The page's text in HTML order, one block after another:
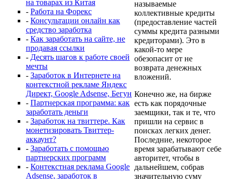
на товарах из Китая
- Работа на Форекс
- Консультации онлайн как
средство заработка
- Как заработать на сайте, не
продавая ссылки
- Десять шагов к работе своей
мечты
- Заработок в Интернете на
контекстной рекламе Яндекс
Директ, Google Adsense, Бегун
- Партнерская программа: как
заработать деньги
- Заработок на твиттере. Как
монетизировать Твиттер-
аккаунт?
- Заработать с помощью
партнерских программ
- Контекстная реклама Google
Adsense, заработок в
называемые
коллективные кредиты
(предоставление частей
суммы кредита разными
кредиторами). Это в
какой-то мере
обезопасит от не
возврата денежных
вложений.
Конечно же, на бирже
есть как порядочные
заемщики, так и те, что
пришли на сервис в
поисках легких денег.
Последние, некоторое
время зарабатывают себе
авторитет, чтобы в
дальнейшем, собрав
значительную суму